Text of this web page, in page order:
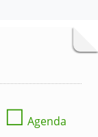
☐ Agenda